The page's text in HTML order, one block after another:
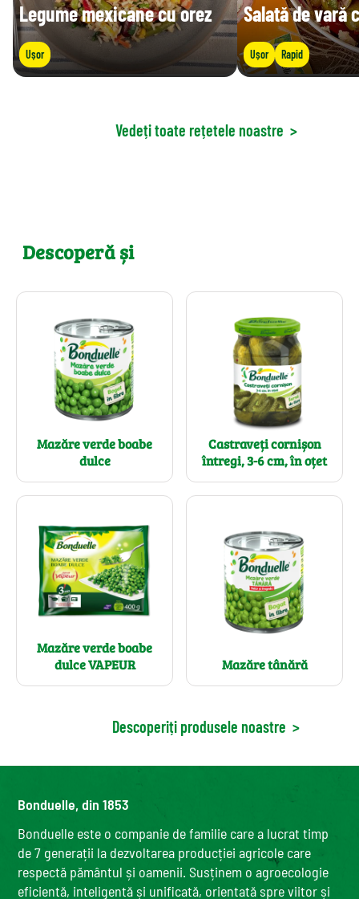
Legume mexicane cu orez
Ușor
Salată de vară
Ușor Rapid
Vedeți toate rețetele noastre >
Descoperă și
Mazăre verde boabe
dulce
Castraveți cornișon
întregi, 3-6 cm, în oțet
Mazăre verde boabe
dulce VAPEUR
Mazăre tânără
Descoperiți produsele noastre >
Bonduelle, din 1853
Bonduelle este o companie de familie care a lucrat timp
de 7 generații la dezvoltarea producției agricole care
respectă pământul și oamenii. Susținem o agroecologie
eficientă, inteligentă și unificată, orientată spre viitor și